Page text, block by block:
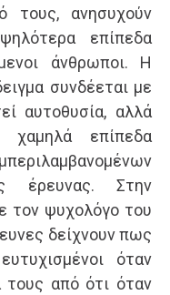
τους, ανησυχούν
επίπεδα
άνθρωποι. Η
συνδέεται με
αυτοθυσία, αλλά
χαμηλά επίπεδα
έρευνας. Στην
τον ψυχολόγο του
δείχνουν πως
όταν
τους από ότι όταν